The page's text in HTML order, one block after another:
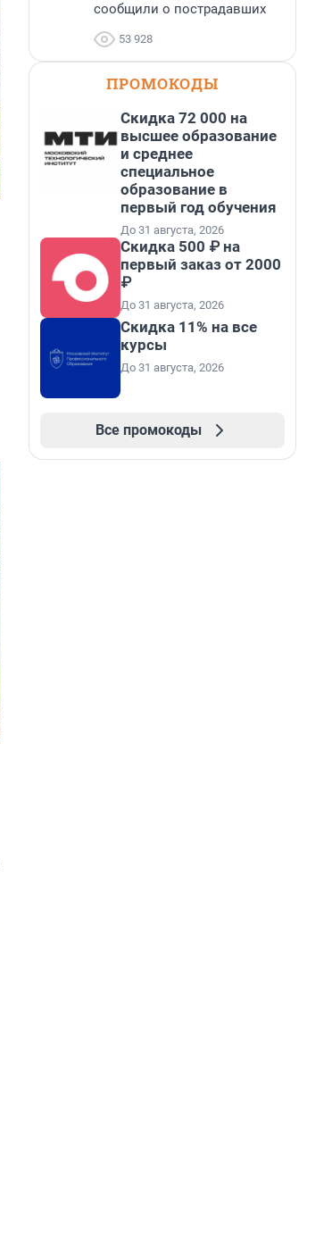
сообщили о пострадавших
53 928
ПРОМОКОДЫ
Скидка 72 000 на
высшее образование
и среднее
специальное
образование в
первый год обучения
До 31 августа, 2026
Скидка 500 ₽ на
первый заказ от 2000
₽
До 31 августа, 2026
Скидка 11% на все
курсы
До 31 августа, 2026
Все промокоды